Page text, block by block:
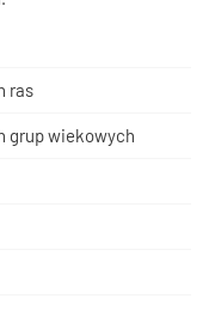
ras
grup wiekowych